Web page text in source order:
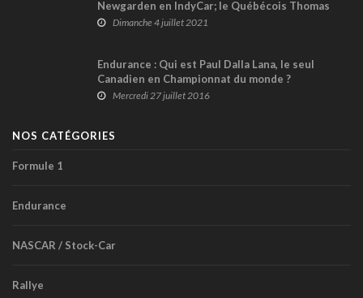
Newgarden en IndyCar; le Québécois Thomas
Nepveu Top 5 en USF2000
Dimanche 4 juillet 2021
Endurance : Qui est Paul Dalla Lana, le seul
Canadien en Championnat du monde ?
Mercredi 27 juillet 2016
NOS CATÉGORIES
Formule 1
Endurance
NASCAR / Stock-Car
Rallye